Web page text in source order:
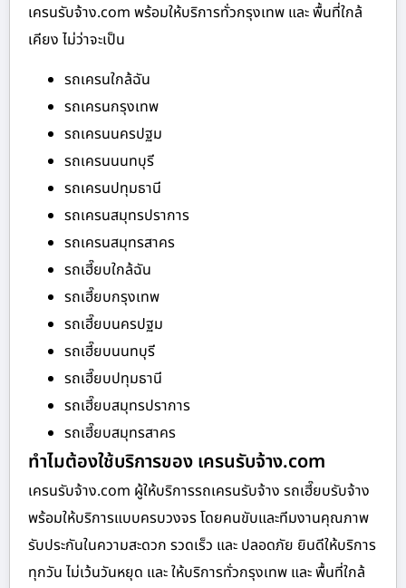
เครนรับจ้าง.com พร้อมให้บริการทั่วกรุงเทพ และ พื้นที่ใกล้
เคียง ไม่ว่าจะเป็น
รถเครนใกล้ฉัน
รถเครนกรุงเทพ
รถเครนนครปฐม
รถเครนนนทบุรี
รถเครนปทุมธานี
รถเครนสมุทรปราการ
รถเครนสมุทรสาคร
รถเฮี๊ยบใกล้ฉัน
รถเฮี๊ยบกรุงเทพ
รถเฮี๊ยบนครปฐม
รถเฮี๊ยบนนทบุรี
รถเฮี๊ยบปทุมธานี
รถเฮี๊ยบสมุทรปราการ
รถเฮี๊ยบสมุทรสาคร
ทำไมต้องใช้บริการของ เครนรับจ้าง.com
เครนรับจ้าง.com ผู้ให้บริการรถเครนรับจ้าง รถเฮี๊ยบรับจ้าง
พร้อมให้บริการแบบครบวงจร โดยคนขับและทีมงานคุณภาพ
รับประกันในความสะดวก รวดเร็ว และ ปลอดภัย ยินดีให้บริการ
ทุกวัน ไม่เว้นวันหยุด และ ให้บริการทั่วกรุงเทพ และ พื้นที่ใกล้